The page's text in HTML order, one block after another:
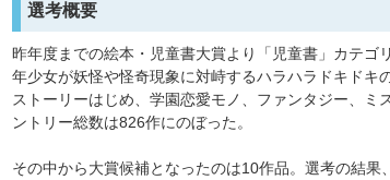
選考概要
昨年度までの絵本・児童書大賞より「児童書」カテ
年少女が妖怪や怪奇現象に対峙するハラハラドキド
ストーリーはじめ、学園恋愛モノ、ファンタジー、
ントリー総数は826作にのぼった。
その中から大賞候補となったのは10作品。選考の結